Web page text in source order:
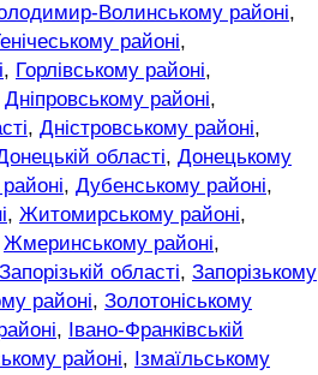
Волинському районі,
районі,
, Горлівському районі,
Дніпровському районі,
, Дністровському районі,
області, Донецькому
, Дубенському районі,
, Житомирському районі,
Жмеринському районі,
Запорізькій області, Запорізькому
районі, Золотоніському
,
Івано-Франківській
районі, Ізмаїльському